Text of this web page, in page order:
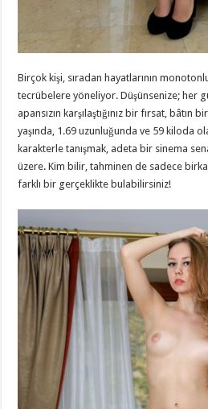
Birçok kişi, sıradan hayatlarının
tecrübelere yöneliyor. Düşünsenize; her
apansızın karşılaştığınız bir fırsat, bâtın
yaşında, 1.69 uzunluğunda ve 59 kiloda
karakterle tanışmak, adeta bir sinema
üzere. Kim bilir, tahminen de sadece
farklı bir gerçeklikte bulabilirsiniz!